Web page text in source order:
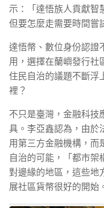
示：「達悟族人貢獻智
但要怎麼走需要時間嘗
達悟幣、數位身份認證
用，選擇在蘭嶼發行社
住民自治的議題不斷浮
裡？
不只是臺灣，金融科技
具。李亞鑫認為，由於
用第三方金融機構，而
自治的可能，「都市架
對邊緣的地區，這些地
展社區貨幣很好的開始